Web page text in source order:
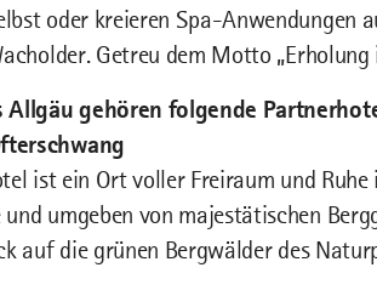
oder kreieren Spa-Anwendungen
Getreu dem Motto „Erholung
gehören folgende
ist ein Ort voller Freiraum und
umgeben von majestätischen
auf die grünen Bergwälder des